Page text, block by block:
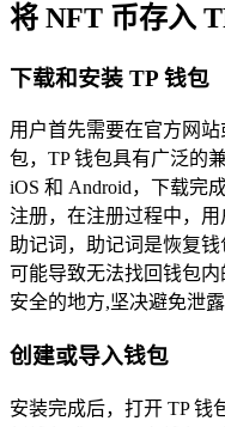
将 NFT 币存入
下载和安装 TP 钱包
用户首先需要在官方网
包，TP 钱包具有广泛的
iOS 和 Android，下载完
注册，在注册过程中，
助记词，助记词是恢复
可能导致无法找回钱包
安全的地方,坚决避免泄露
创建或导入钱包
安装完成后，打开 TP 钱